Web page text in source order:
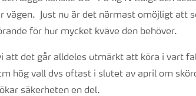
Just nu är det närmast omöjligt att
för hur mycket kväve den behöver.
att det går alldeles utmärkt att köra i vart
hög vall dvs oftast i slutet av april om
säkerheten en del.